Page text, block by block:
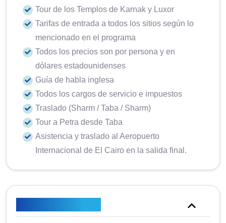
Tour de los Templos de Karnak y Luxor
Tarifas de entrada a todos los sitios según lo
mencionado en el programa
Todos los precios son por persona y en
dólares estadounidenses
Guía de habla inglesa
Todos los cargos de servicio e impuestos
Traslado (Sharm / Taba / Sharm)
Tour a Petra desde Taba
Asistencia y traslado al Aeropuerto
Internacional de El Cairo en la salida final.